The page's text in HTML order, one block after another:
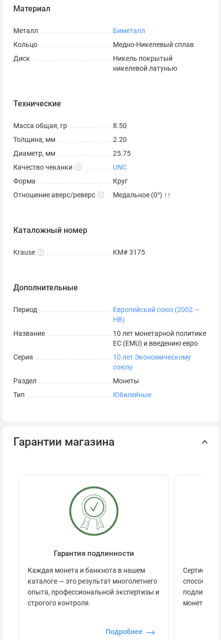
Материал
Металл
Биметалл
Кольцо
Медно-Никелевый сплав
Диск
Никель покрытый
никелевой латунью
Технические
Масса общая, гр
8.50
Толщина, мм
2.20
Диаметр, мм
25.75
Качество чеканки
UNC
Форма
Круг
Отношение аверс/реверс
Медальное (0°) ↑↑
Каталожный номер
Krause KM# 3175
Дополнительные
Период
Европейский союз (2002 —
НВ)
Название
10 лет монетарной политике
ЕС (EMU) и введению евро
Серия
10 лет Экономическому
союзу
Раздел
Монеты
Тип
Юбилейные
Гарантии магазина
Гарантия подлинности
Каждая монета и банкнота в нашем
каталоге — это результат многолетнего
опыта, профессиональной экспертизы и
строгого контроля.
Подробнее
способов
монеты.